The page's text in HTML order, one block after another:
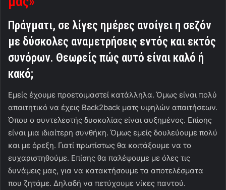
Πράγματι, σε λίγες ημέρες ανοίγει η σεζόν
με δύσκολες αναμετρήσεις εντός και εκτός
συνόρων. Θεωρείς πώς αυτό είναι καλό ή
κακό;
Εμείς έχουμε προετοιμαστεί κατάλληλα. Όμως είναι πολύ
απαιτητικό να έχεις Back2back ματς υψηλών απαιτήσεων.
Όπου ο συντελεστής δυσκολίας είναι αυξημένος. Επίσης
είναι μια ιδιαίτερη συνθήκη. Όμως εμείς δουλεύουμε πολύ
και με όρεξη. Γιατί πρωτίστως θα κοιτάξουμε να το
ευχαριστηθούμε. Επίσης θα παλέψουμε με όλες τις
δυνάμεις μας, για να κατακτήσουμε τα αποτελέσματα
που ζητάμε. Δηλαδή να πετύχουμε νίκες παντού.